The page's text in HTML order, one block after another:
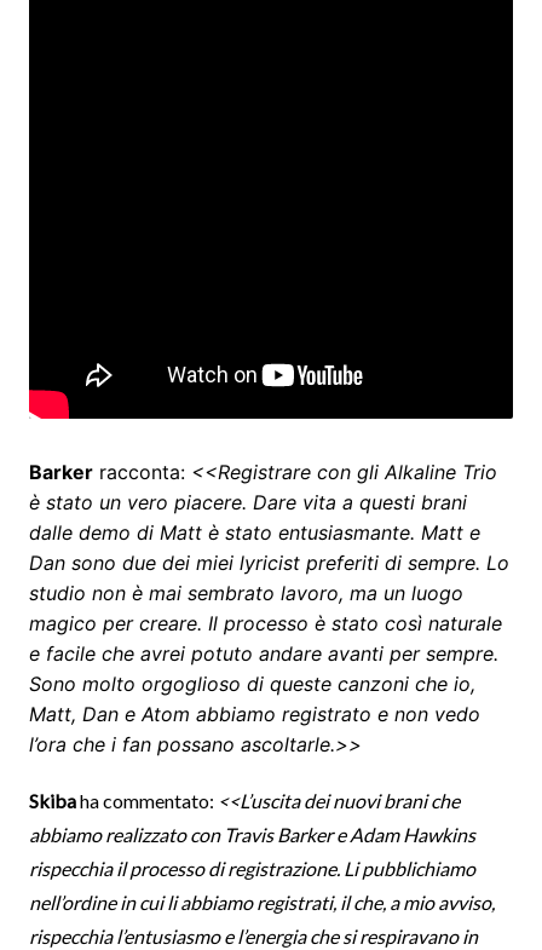
Barkerracconta: <<Registrare con gli Alkaline Trio
è stato un vero piacere. Dare vita a questi brani
dalle demo di Matt è stato entusiasmante. Matt e
Dan sono due dei miei lyricist preferiti di sempre. Lo
studio non è mai sembrato lavoro, ma un luogo
magico per creare. Il processo è stato così naturale
e facile che avrei potuto andare avanti per sempre.
Sono molto orgoglioso di queste canzoni che io,
Matt, Dan e Atom abbiamo registrato e non vedo
l’ora che i fan possano ascoltarle.>>
Skibaha commentato: <<L’uscita dei nuovi brani che
abbiamo realizzato con Travis Barker e Adam Hawkins
rispecchia il processo di registrazione. Li pubblichiamo
nell’ordine in cui li abbiamo registrati, il che, a mio avviso,
rispecchia l’entusiasmo e l’energia che si respiravano in